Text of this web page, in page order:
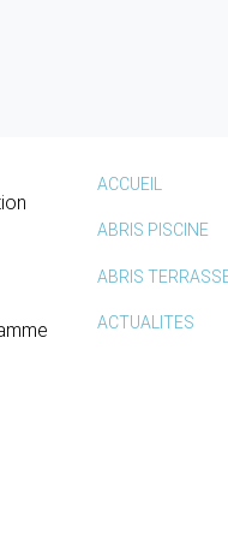
ACCUEIL
ABRIS PISCINE
ABRIS
ACTUALITES